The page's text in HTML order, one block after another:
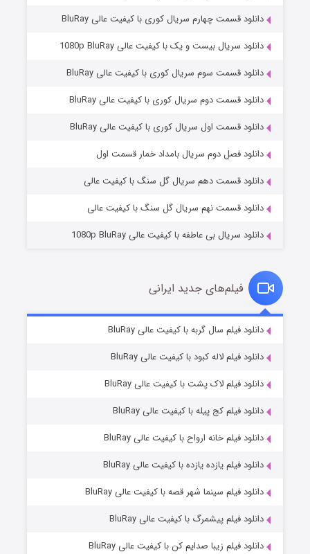
مردگان متحرک: شهر مرده ۳
قسمت2 (زیرنویس) منتشر شد
قسمت7 (زیرنویس) منتشر شد
دانلود قسمت چهارم سریال کوری با کیفیت عالی BluRay
دانلود سریال بیست و یک با کیفیت عالی 1080p BluRay
دانلود قسمت سوم سریال کوری با کیفیت عالی BluRay
دانلود قسمت دوم سریال کوری با کیفیت عالی BluRay
دانلود قسمت اول سریال کوری با کیفیت عالی BluRay
دانلود فصل دوم سریال بامداد خمار قسمت اول
دانلود قسمت دهم سریال گل سنگ با کیفیت عالی
دانلود قسمت نهم سریال گل سنگ با کیفیت عالی
دانلود سریال بی عاطفه با کیفیت عالی 1080p BluRay
فیلم‌های جدید ایرانی
دانلود فیلم سال گربه با کیفیت عالی BluRay
دانلود فیلم لاله کبود با کیفیت عالی BluRay
دانلود فیلم لاک پشت با کیفیت عالی BluRay
دانلود فیلم کج‌ پیله با کیفیت عالی BluRay
دانلود فیلم خانه ارواح با کیفیت عالی BluRay
دانلود فیلم یازده یازده با کیفیت عالی BluRay
دانلود فیلم سینما شهر قصه با کیفیت عالی BluRay
دانلود فیلم پیشمرگ با کیفیت عالی BluRay
دانلود فیلم زیبا صدایم کن با کیفیت عالی BluRay